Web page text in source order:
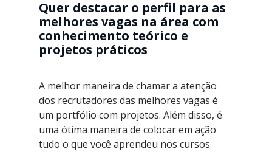
Quer destacar o perfil para as
melhores vagas na área com
conhecimento teórico e
projetos práticos
A melhor maneira de chamar a atenção
dos recrutadores das melhores vagas é
um portfólio com projetos. Além disso, é
uma ótima maneira de colocar em ação
tudo o que você aprendeu nos cursos.